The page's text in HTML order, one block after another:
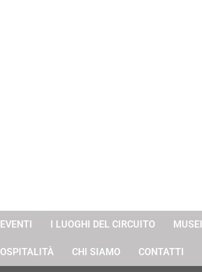
EVENTI I LUOGHI DEL CIRCUITO MUSEI
OSPITALITÀ CHI SIAMO CONTATTI